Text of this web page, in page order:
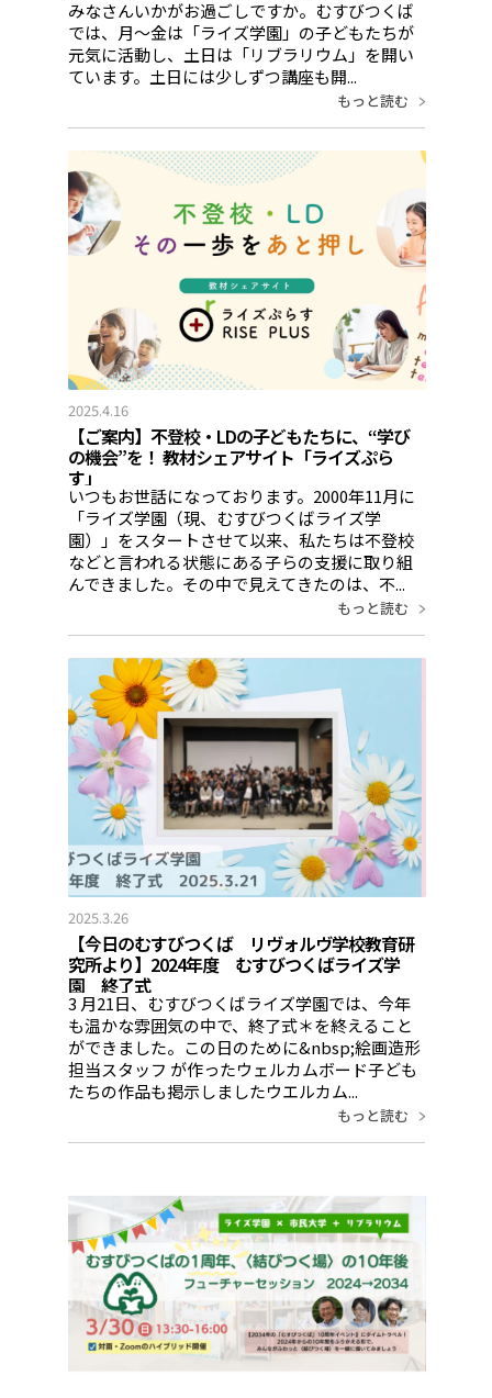
みなさんいかがお過ごしですか。むすびつくば
では、月～金は「ライズ学園」の子どもたちが
元気に活動し、土日は「リブラリウム」を開い
ています。土日には少しずつ講座も開...
もっと読む
2025.4.16
【ご案内】不登校・LDの子どもたちに、“学び
の機会”を！ 教材シェアサイト「ライズぷら
す」
いつもお世話になっております。2000年11月に
「ライズ学園（現、むすびつくばライズ学
園）」をスタートさせて以来、私たちは不登校
などと言われる状態にある子らの支援に取り組
んできました。その中で見えてきたのは、不...
もっと読む
2025.3.26
【今日のむすびつくば リヴォルヴ学校教育研
究所より】2024年度 むすびつくばライズ学
園 終了式
3 月21日、むすびつくばライズ学園では、今年
も温かな雰囲気の中で、終了式＊を終えること
ができました。この日のために&nbsp;絵画造形
担当スタッフ が作ったウェルカムボード子ども
たちの作品も掲示しましたウエルカム...
もっと読む